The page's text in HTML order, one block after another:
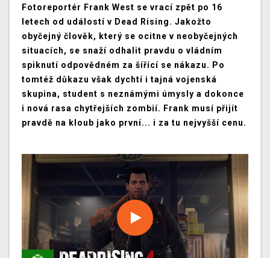
Fotoreportér Frank West se vrací zpět po 16
letech od událostí v Dead Rising. Jakožto
obyčejný člověk, který se ocitne v neobyčejných
situacích, se snaží odhalit pravdu o vládním
spiknutí odpovědném za šířící se nákazu. Po
tomtéž důkazu však dychtí i tajná vojenská
skupina, student s neznámými úmysly a dokonce
i nová rasa chytřejších zombií. Frank musí přijít
pravdě na kloub jako první... i za tu nejvyšší cenu.